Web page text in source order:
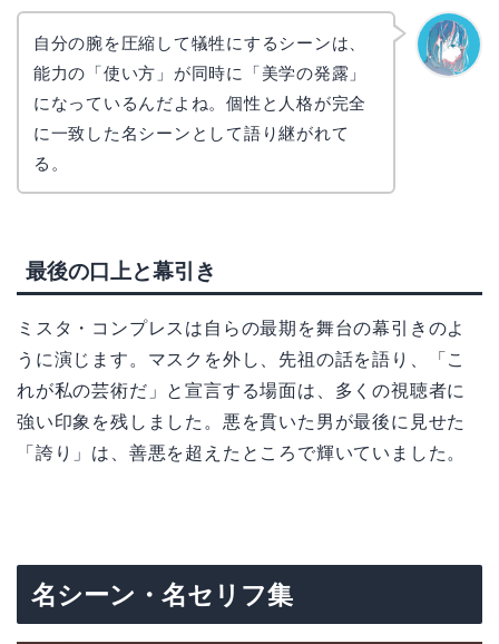
自分の腕を圧縮して犠牲にするシーンは、
能力の「使い方」が同時に「美学の発露」
になっているんだよね。個性と人格が完全
に一致した名シーンとして語り継がれて
る。
最後の口上と幕引き
ミスタ・コンプレスは自らの最期を舞台の幕引きのよ
うに演じます。マスクを外し、先祖の話を語り、「こ
れが私の芸術だ」と宣言する場面は、多くの視聴者に
強い印象を残しました。悪を貫いた男が最後に見せた
「誇り」は、善悪を超えたところで輝いていました。
名シーン・名セリフ集